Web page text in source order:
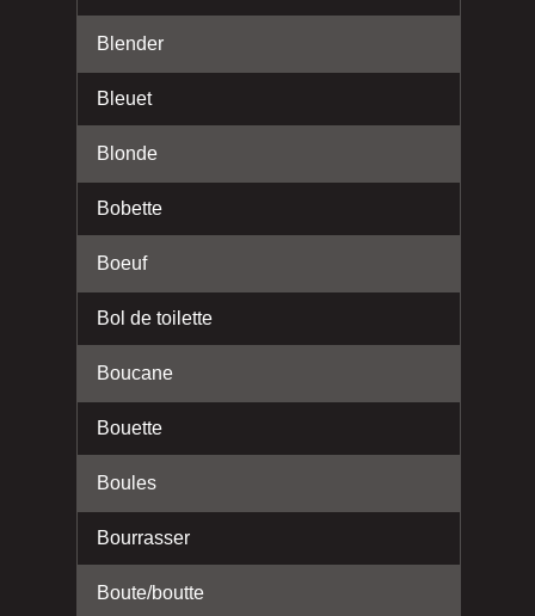
Blender
Bleuet
Blonde
Bobette
Boeuf
Bol de toilette
Boucane
Bouette
Boules
Bourrasser
Boute/boutte